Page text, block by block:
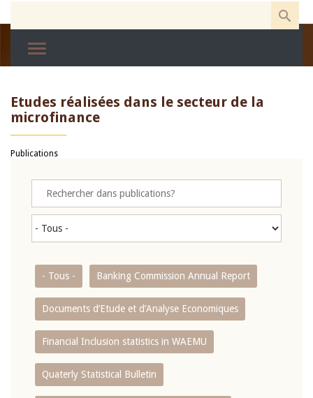
Etudes réalisées dans le secteur de la
microfinance
Publications
- Tous - Banking Commission Annual Report
Documents d’Etude et d’Analyse Economiques
Financial Inclusion statistics in WAEMU
Quaterly Statistical Bulletin